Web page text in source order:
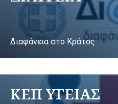
Διαφάνεια στο Κράτος
ΚΕΠ ΥΓΕΙΑΣ